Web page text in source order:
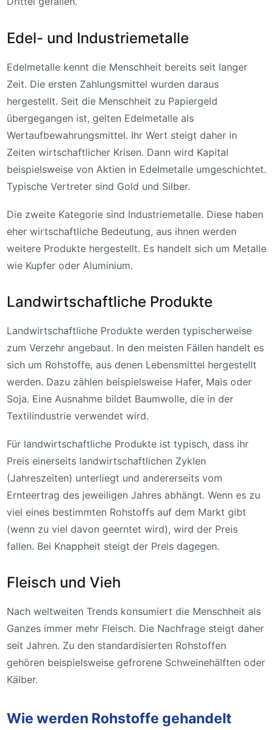
Edel- und Industriemetalle
Edelmetalle kennt die Menschheit bereits seit langer
Zeit. Die ersten Zahlungsmittel wurden daraus
hergestellt. Seit die Menschheit zu Papiergeld
übergegangen ist, gelten Edelmetalle als
Wertaufbewahrungsmittel. Ihr Wert steigt daher in
Zeiten wirtschaftlicher Krisen. Dann wird Kapital
beispielsweise von Aktien in Edelmetalle umgeschichtet.
Typische Vertreter sind Gold und Silber.
Die zweite Kategorie sind Industriemetalle. Diese haben
eher wirtschaftliche Bedeutung, aus ihnen werden
weitere Produkte hergestellt. Es handelt sich um Metalle
wie Kupfer oder Aluminium.
Landwirtschaftliche Produkte
Landwirtschaftliche Produkte werden typischerweise
zum Verzehr angebaut. In den meisten Fällen handelt es
sich um Rohstoffe, aus denen Lebensmittel hergestellt
werden. Dazu zählen beispielsweise Hafer, Mais oder
Soja. Eine Ausnahme bildet Baumwolle, die in der
Textilindustrie verwendet wird.
Für landwirtschaftliche Produkte ist typisch, dass ihr
Preis einerseits landwirtschaftlichen Zyklen
(Jahreszeiten) unterliegt und andererseits vom
Ernteertrag des jeweiligen Jahres abhängt. Wenn es zu
viel eines bestimmten Rohstoffs auf dem Markt gibt
(wenn zu viel davon geerntet wird), wird der Preis
fallen. Bei Knappheit steigt der Preis dagegen.
Fleisch und Vieh
Nach weltweiten Trends konsumiert die Menschheit als
Ganzes immer mehr Fleisch. Die Nachfrage steigt daher
seit Jahren. Zu den standardisierten Rohstoffen
gehören beispielsweise gefrorene Schweinehälften oder
Kälber.
Wie werden Rohstoffe gehandelt